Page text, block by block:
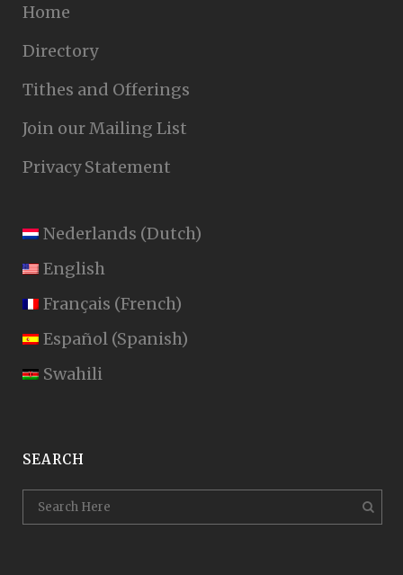
Home
Directory
Tithes and Offerings
Join our Mailing List
Privacy Statement
Nederlands (Dutch)
English
Français (French)
Español (Spanish)
Swahili
SEARCH